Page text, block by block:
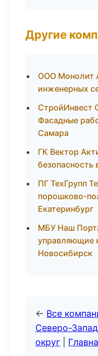
Другие
ООО Монолит
инженерных
СтройИнвест
Фасадные
Самара
ГК Вектор
безопасность
ПГ ТехГрупп
порошково-
Екатеринбург
МБУ Наш
управляющие
Новосибирск
← Все
Северо-
округ